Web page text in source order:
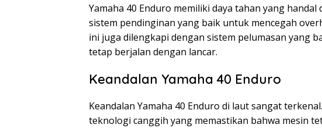
Yamaha 40 Enduro memiliki daya tahan yang
sistem pendinginan yang baik untuk mencegah
ini juga dilengkapi dengan sistem pelumasan yang
tetap berjalan dengan lancar.
Keandalan Yamaha 40 Enduro
Keandalan Yamaha 40 Enduro di laut sangat
teknologi canggih yang memastikan bahwa mesin